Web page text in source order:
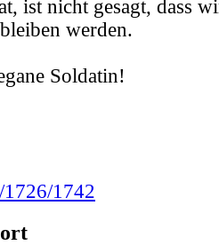
ist nicht gesagt, dass
werden.
Soldatin!
1742